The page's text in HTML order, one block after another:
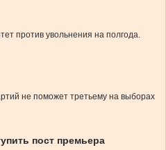
против увольнения на полгода.
не поможет третьему на выборах
пост премьера